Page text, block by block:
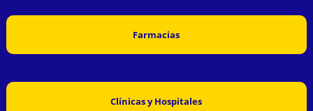
Farmacias
Clínicas y Hospitales